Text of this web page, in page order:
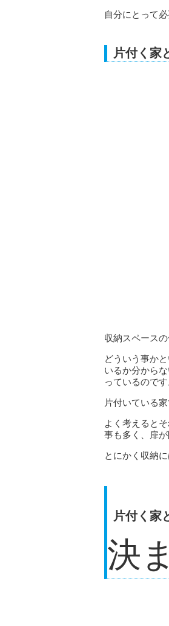
自分にとって
片付く家
収納スペース
どういう事か
いるか分から
っているのです
片付いている
よく考えると
事も多く、扉が
とにかく収納
片付く家
決